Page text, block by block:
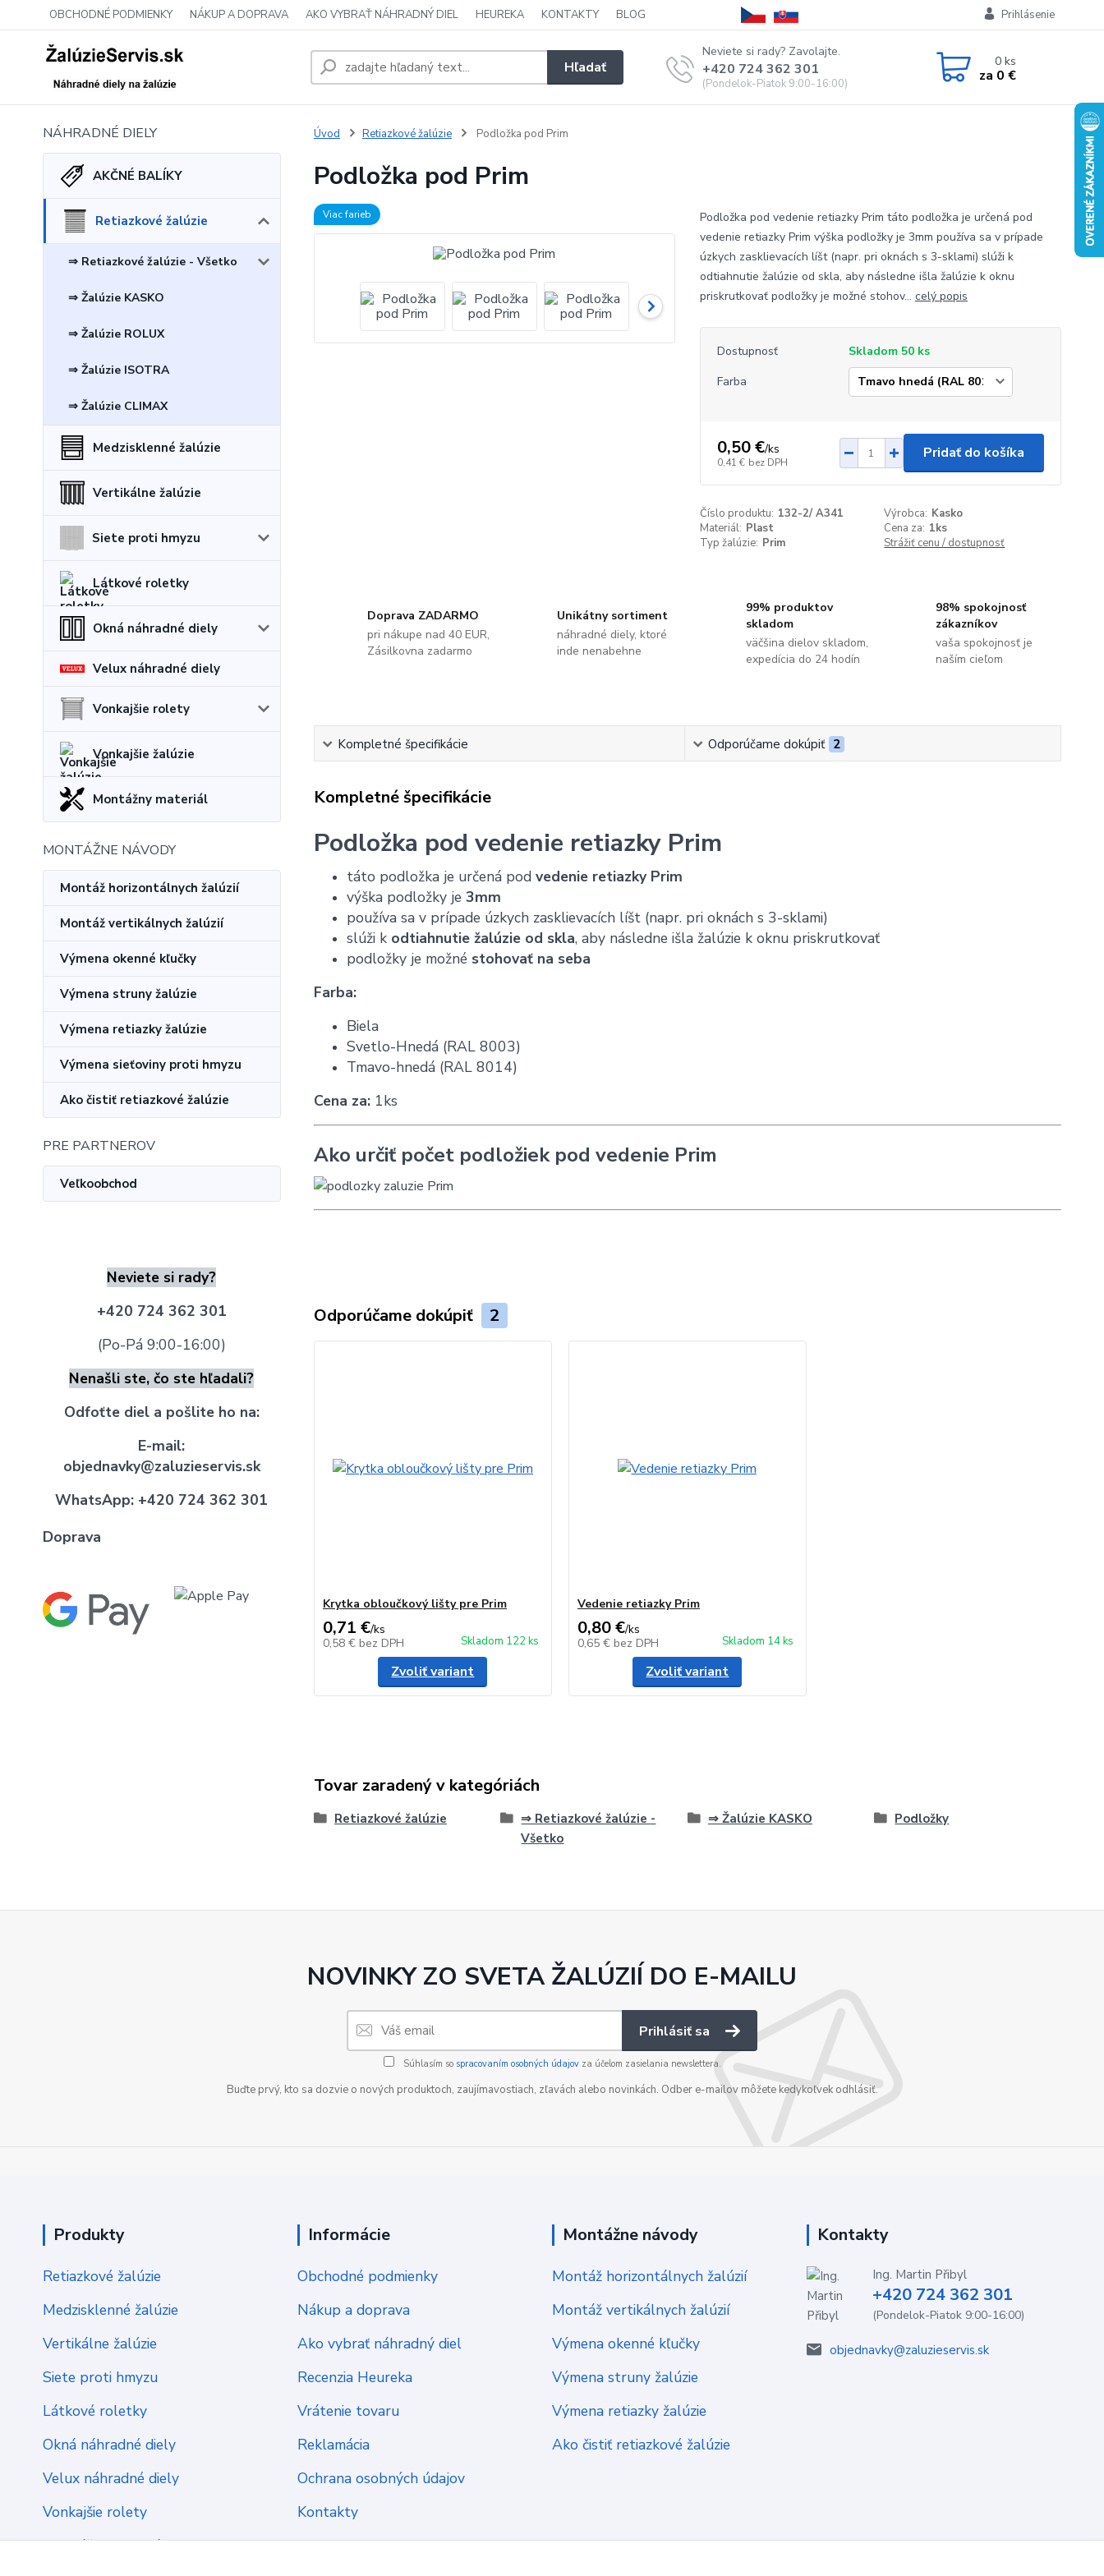
OBCHODNÉ PODMIENKY NÁKUP A DOPRAVA AKO VYBRAŤ NÁHRADNÝ DIEL HEUREKA KONTAKTY BLOG Prihlásenie
Hľadať
Neviete si rady? Zavolajte.
+420 724 362 301
(Pondelok-Piatok 9:00-16:00)
0ks
za 0 €
NÁHRADNÉ DIELY
AKČNÉ BALÍKY
Retiazkové žalúzie
⇒ Retiazkové žalúzie - Všetko
⇒ Žalúzie KASKO
⇒ Žalúzie ROLUX
⇒ Žalúzie ISOTRA
⇒ Žalúzie CLIMAX
Medzisklenné žalúzie
Vertikálne žalúzie
Siete proti hmyzu
Látkové roletky
Okná náhradné diely
Velux náhradné diely
Vonkajšie rolety
Vonkajšie žalúzie
Montážny materiál
MONTÁŽNE NÁVODY
Montáž horizontálnych žalúzií
Montáž vertikálnych žalúzií
Výmena okenné kľučky
Výmena struny žalúzie
Výmena retiazky žalúzie
Výmena sieťoviny proti hmyzu
Ako čistiť retiazkové žalúzie
PRE PARTNEROV
Veľkoobchod
Neviete si rady?
+420 724 362 301
(Po-Pá 9:00-16:00)
Nenašli ste, čo ste hľadali?
Odfoťte diel a pošlite ho na:
E-mail:
objednavky@zaluzieservis.sk
WhatsApp: +420 724 362 301
Doprava
Úvod Retiazkové žalúzie Podložka pod Prim
Podložka pod Prim
Viac farieb
Podložka pod vedenie retiazky Prim táto podložka je určená pod
vedenie retiazky Prim výška podložky je 3mm používa sa v prípade
úzkych zasklievacích líšt (napr. pri oknách s 3-sklami) slúži k
odtiahnutie žalúzie od skla, aby následne išla žalúzie k oknu
priskrutkovať podložky je možné stohov... celý popis
Dostupnosť
Skladom 50 ks
Farba
0,50 €/ks
0,41 € bez DPH
Pridať do košíka
Číslo produktu: 132-2/ A341 Výrobca: Kasko
Materiál: Plast Cena za: 1ks
Typ žalúzie: Prim Strážiť cenu / dostupnosť
Doprava ZADARMO
pri nákupe nad 40 EUR,
Zásilkovna zadarmo
Unikátny sortiment
náhradné diely, ktoré
inde nenabehne
99% produktov
skladom
väčšina dielov skladom,
expedícia do 24 hodín
98% spokojnosť
zákazníkov
vaša spokojnosť je
naším cieľom
Kompletné špecifikácie Odporúčame dokúpiť 2
Kompletné špecifikácie
Podložka pod vedenie retiazky Prim
táto podložka je určená pod vedenie retiazky Prim
výška podložky je 3mm
používa sa v prípade úzkych zasklievacích líšt (napr. pri oknách s 3-sklami)
slúži k odtiahnutie žalúzie od skla, aby následne išla žalúzie k oknu priskrutkovať
podložky je možné stohovať na seba
Farba:
Biela
Svetlo-Hnedá (RAL 8003)
Tmavo-hnedá (RAL 8014)
Cena za: 1ks
Ako určiť počet podložiek pod vedenie Prim
Odporúčame dokúpiť 2
Krytka obloučkový lišty pre Prim
0,71 €/ks
0,58 € bez DPH Skladom 122 ks
Zvoliť variant
Vedenie retiazky Prim
0,80 €/ks
0,65 € bez DPH Skladom 14 ks
Zvoliť variant
Tovar zaradený v kategóriách
Retiazkové žalúzie
⇒ Retiazkové žalúzie -
Všetko
⇒ Žalúzie KASKO Podložky
NOVINKY ZO SVETA ŽALÚZIÍ DO E-MAILU
Prihlásiť sa
Súhlasím so spracovaním osobných údajovza účelom zasielania newslettera.
Buďte prvý, kto sa dozvie o nových produktoch, zaujímavostiach, zľavách alebo novinkách. Odber e-mailov môžete kedykoľvek odhlásiť.
Produkty
Retiazkové žalúzie
Medzisklenné žalúzie
Vertikálne žalúzie
Siete proti hmyzu
Látkové roletky
Okná náhradné diely
Velux náhradné diely
Vonkajšie rolety
Montážny materiál
Informácie
Obchodné podmienky
Nákup a doprava
Ako vybrať náhradný diel
Recenzia Heureka
Vrátenie tovaru
Reklamácia
Ochrana osobných údajov
Kontakty
Montážne návody
Montáž horizontálnych žalúzií
Montáž vertikálnych žalúzií
Výmena okenné kľučky
Výmena struny žalúzie
Výmena retiazky žalúzie
Ako čistiť retiazkové žalúzie
Kontakty
Ing. Martin Přibyl
+420 724 362 301
(Pondelok-Piatok 9:00-16:00)
objednavky@zaluzieservis.sk